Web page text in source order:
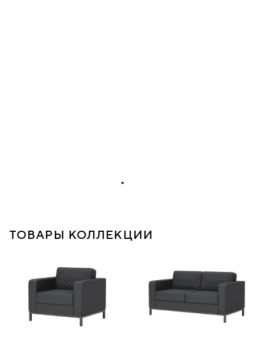
ТОВАРЫ КОЛЛЕКЦИИ